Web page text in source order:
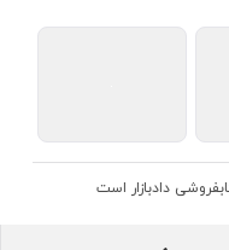
ترین خدمات مجموعه بسیار کامل و
علاوه بر این با بهره گیری از فناوری
دادبازار است